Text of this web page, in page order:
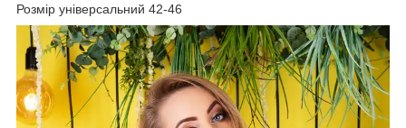
Розмір універсальний 42-46